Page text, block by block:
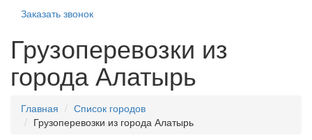
Заказать звонок
Грузоперевозки из
города Алатырь
Главная
Список городов
Грузоперевозки из города Алатырь